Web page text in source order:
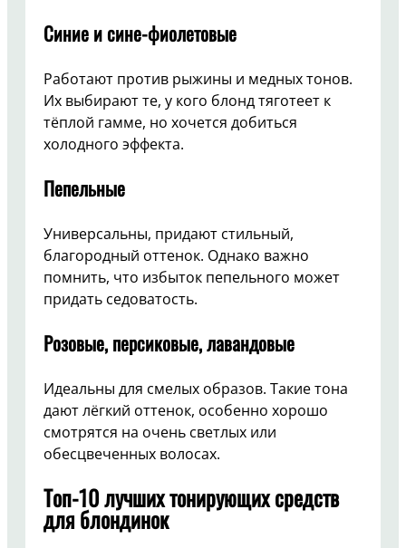
Синие и сине-фиолетовые
Работают против рыжины и медных тонов.
Их выбирают те, у кого блонд тяготеет к
тёплой гамме, но хочется добиться
холодного эффекта.
Пепельные
Универсальны, придают стильный,
благородный оттенок. Однако важно
помнить, что избыток пепельного может
придать седоватость.
Розовые, персиковые, лавандовые
Идеальны для смелых образов. Такие тона
дают лёгкий оттенок, особенно хорошо
смотрятся на очень светлых или
обесцвеченных волосах.
Топ-10 лучших тонирующих средств
для блондинок